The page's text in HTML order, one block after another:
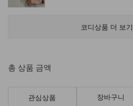
KO52-P-08/다니 롱스커트_HJ
코디상품 더 보기
총 상품 금액
관심상품 장바구니